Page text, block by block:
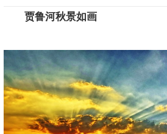
贾鲁河秋景如画